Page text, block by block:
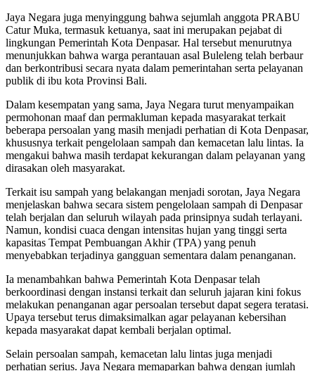
Jaya Negara juga menyinggung bahwa sejumlah anggota PRABU
Catur Muka, termasuk ketuanya, saat ini merupakan pejabat di
lingkungan Pemerintah Kota Denpasar. Hal tersebut menurutnya
menunjukkan bahwa warga perantauan asal Buleleng telah berbaur
dan berkontribusi secara nyata dalam pemerintahan serta pelayanan
publik di ibu kota Provinsi Bali.
Dalam kesempatan yang sama, Jaya Negara turut menyampaikan
permohonan maaf dan permakluman kepada masyarakat terkait
beberapa persoalan yang masih menjadi perhatian di Kota Denpasar,
khususnya terkait pengelolaan sampah dan kemacetan lalu lintas. Ia
mengakui bahwa masih terdapat kekurangan dalam pelayanan yang
dirasakan oleh masyarakat.
Terkait isu sampah yang belakangan menjadi sorotan, Jaya Negara
menjelaskan bahwa secara sistem pengelolaan sampah di Denpasar
telah berjalan dan seluruh wilayah pada prinsipnya sudah terlayani.
Namun, kondisi cuaca dengan intensitas hujan yang tinggi serta
kapasitas Tempat Pembuangan Akhir (TPA) yang penuh
menyebabkan terjadinya gangguan sementara dalam penanganan.
Ia menambahkan bahwa Pemerintah Kota Denpasar telah
berkoordinasi dengan instansi terkait dan seluruh jajaran kini fokus
melakukan penanganan agar persoalan tersebut dapat segera teratasi.
Upaya tersebut terus dimaksimalkan agar pelayanan kebersihan
kepada masyarakat dapat kembali berjalan optimal.
Selain persoalan sampah, kemacetan lalu lintas juga menjadi
perhatian serius. Jaya Negara memaparkan bahwa dengan jumlah